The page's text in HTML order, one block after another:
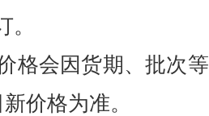
。
格会因货期、批次
价格为准。